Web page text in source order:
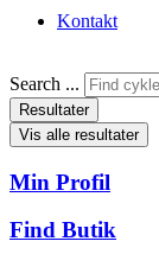
Kontakt
Search ...
Resultater
Vis alle resultater
Min Profil
Find Butik